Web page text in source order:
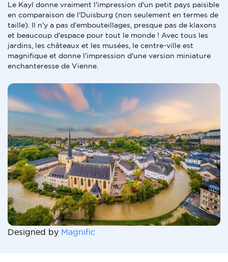
Le Kayl donne vraiment l'impression d'un petit pays paisible
en comparaison de l'Duisburg (non seulement en termes de
taille). Il n'y a pas d'embouteillages, presque pas de klaxons
et beaucoup d'espace pour tout le monde ! Avec tous les
jardins, les châteaux et les musées, le centre-ville est
magnifique et donne l'impression d'une version miniature
enchanteresse de Vienne.
Designed by Magnific